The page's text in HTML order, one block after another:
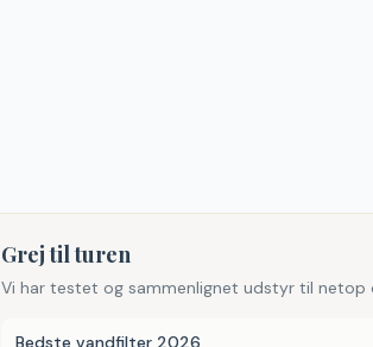
Grej til turen
Vi har testet og sammenlignet udstyr til netop
Bedste vandfilter 2026